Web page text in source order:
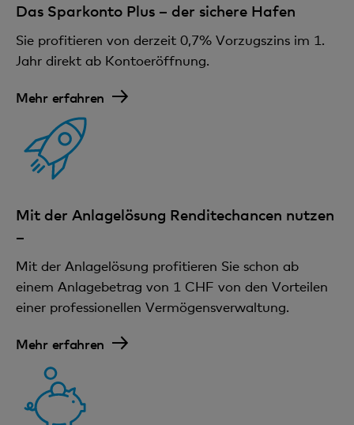
Das Sparkonto Plus – der sichere Hafen
Sie profitieren von derzeit 0,7% Vorzugszins im 1.
Jahr direkt ab Kontoeröffnung.
Mehr erfahren
Mit der Anlagelösung Renditechancen nutzen
–
Mit der Anlagelösung profitieren Sie schon ab
einem Anlagebetrag von 1 CHF von den Vorteilen
einer professionellen Vermögensverwaltung.
Mehr erfahren